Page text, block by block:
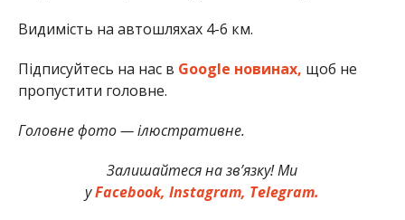
Видимість на автошляхах 4-6 км.
Підписуйтесь на нас в Google новинах, щоб не
пропустити головне.
Головне фото — ілюстративне.
Залишайтеся на зв’язку! Ми
уFacebook, Instagram, Telegram.